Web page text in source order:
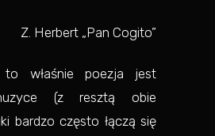
Z. Herbert „Pan Cogito”
to właśnie poezja jest
(z resztą obie
bardzo często łączą się